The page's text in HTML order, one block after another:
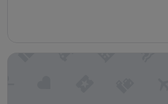
Bewertungen)